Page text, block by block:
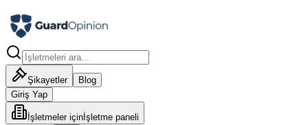
Şikayetler
Blog
Giriş Yap
İşletmeler için İşletme paneli